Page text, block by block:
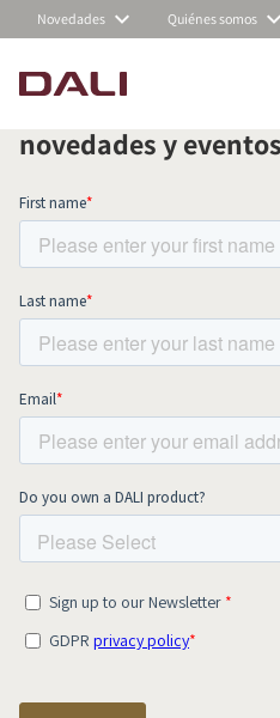
Novedades Quiénes somos
COMPARAR
Suscríbete a nuestra
mensual y mantente
novedades y